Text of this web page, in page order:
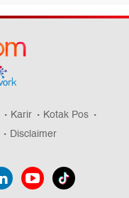
Karir
Kotak Pos
Disclaimer